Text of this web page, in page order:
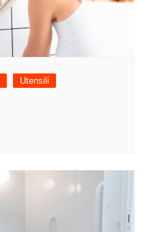
Utensili